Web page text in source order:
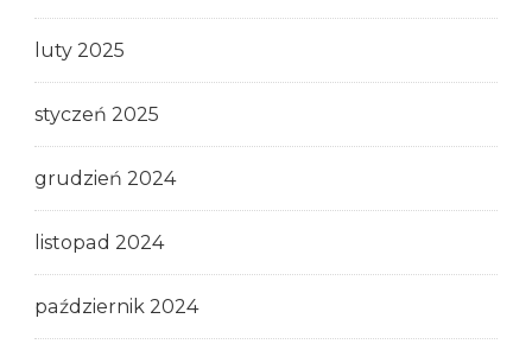
luty 2025
styczeń 2025
grudzień 2024
listopad 2024
październik 2024